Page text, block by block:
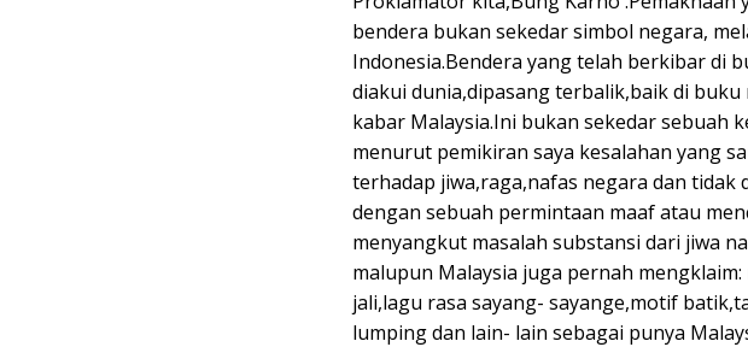
bendera bukan sekedar simbol negara,
Indonesia.Bendera yang telah berkibar di
diakui dunia,dipasang terbalik,baik di
kabar Malaysia.Ini bukan sekedar sebuah
menurut pemikiran saya kesalahan yang
terhadap jiwa,raga,nafas negara dan tidak
dengan sebuah permintaan maaf atau
menyangkut masalah substansi dari jiwa
malupun Malaysia juga pernah
jali,lagu rasa sayang- sayange,motif
lumping dan lain- lain sebagai punya